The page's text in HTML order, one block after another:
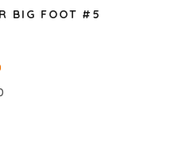
BIG FOOT #5